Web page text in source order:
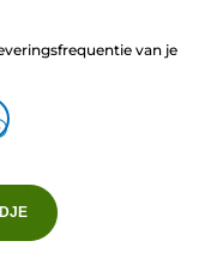
van je